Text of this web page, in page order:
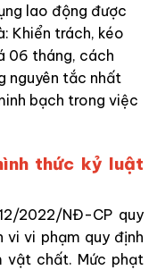
lao động được
Khiển trách, kéo
06 tháng, cách
nguyên tắc nhất
bạch trong việc
thức kỷ luật
2022/NĐ-CP quy
vi vi phạm quy định
vật chất. Mức phạt